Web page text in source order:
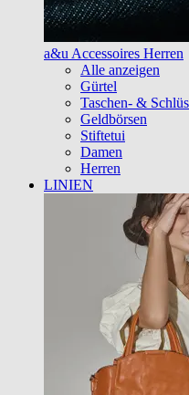
a&u Accessoires Herren
Alle anzeigen
Gürtel
Taschen- &
Geldbörsen
Stiftetui
Damen
Herren
LINIEN